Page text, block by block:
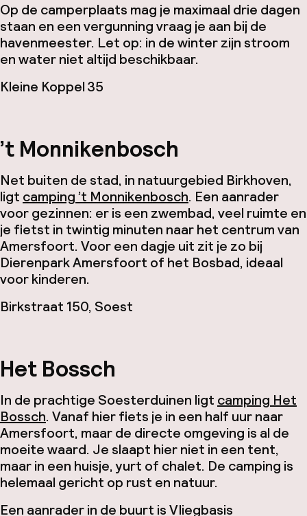
Op de camperplaats mag je maximaal drie dagen
staan en een vergunning vraag je aan bij de
havenmeester. Let op: in de winter zijn stroom
en water niet altijd beschikbaar.
Kleine Koppel 35
’t Monnikenbosch
Net buiten de stad, in natuurgebied Birkhoven,
ligt camping ’t Monnikenbosch. Een aanrader
voor gezinnen: er is een zwembad, veel ruimte en
je fietst in twintig minuten naar het centrum van
Amersfoort. Voor een dagje uit zit je zo bij
Dierenpark Amersfoort of het Bosbad, ideaal
voor kinderen.
Birkstraat 150, Soest
Het Bossch
In de prachtige Soesterduinen ligt camping Het
Bossch. Vanaf hier fiets je in een half uur naar
Amersfoort, maar de directe omgeving is al de
moeite waard. Je slaapt hier niet in een tent,
maar in een huisje, yurt of chalet. De camping is
helemaal gericht op rust en natuur.
Een aanrader in de buurt is Vliegbasis